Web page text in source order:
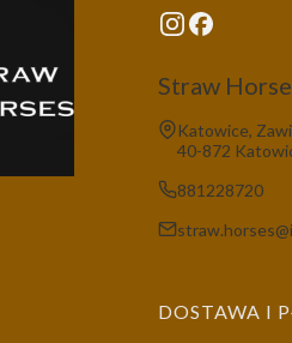
Straw
Adres:
Katowice,
40-872
881228720
DOSTAWA I